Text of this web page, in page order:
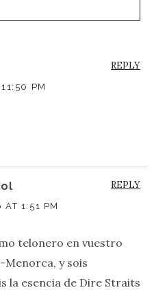
PM
REPLY
1:51 PM
telonero en vuestro
y sois
la esencia de Dire Straits
REPLY